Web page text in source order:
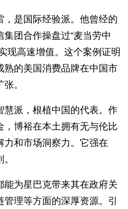
，是国际经验派。他曾经的
团合作操盘过“麦当劳中
现高速增值。这个案例证明
熟的美国消费品牌在中国市
。
慧派，根植中国的代表。作
，博裕在本土拥有无与伦比
力和市场洞察力。它强在
能为星巴克带来其在政府关
理等方面的深厚资源。引